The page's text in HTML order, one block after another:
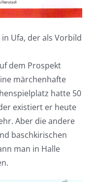
Ufa, der als Vorbild
dem Prospekt
märchenhafte
hatte 50
existiert er heute
Aber die andere
baschkirischen
man in Halle